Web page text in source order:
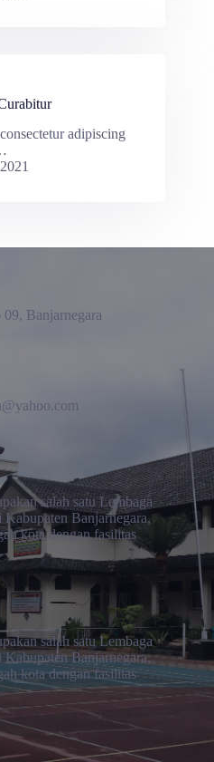
adipiscing
Banjarnegara
salah satu Lembaga
Banjarnegara,
kota dengan fasilitas
salah satu Lembaga
Banjarnegara,
kota dengan fasilitas